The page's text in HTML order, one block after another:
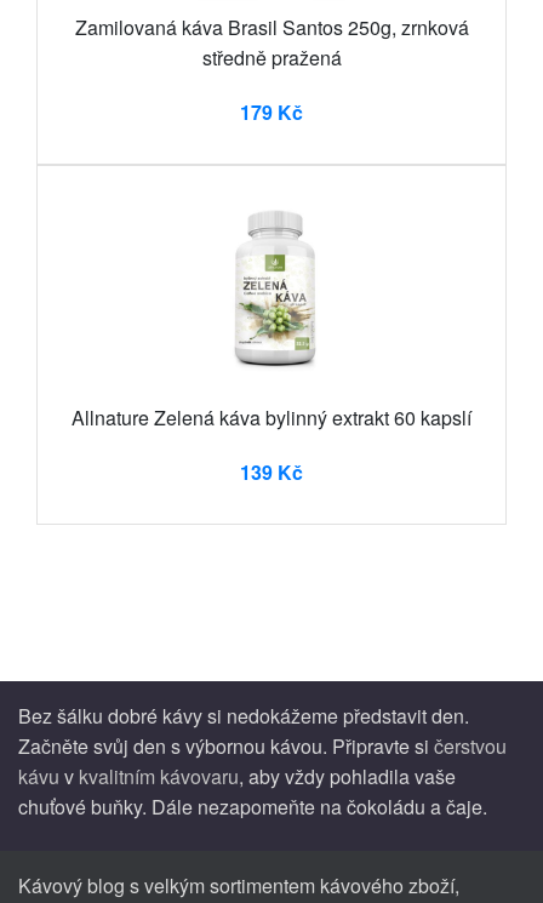
Zamilovaná káva Brasil Santos 250g, zrnková
středně pražená
179 Kč
Allnature Zelená káva bylinný extrakt 60 kapslí
139 Kč
Bez šálku dobré kávy si nedokážeme představit den.
Začněte svůj den s výbornou kávou. Připravte si čerstvou
kávu v kvalitním kávovaru, aby vždy pohladila vaše
chuťové buňky. Dále nezapomeňte na čokoládu a čaje.
Kávový blog s velkým sortimentem kávového zboží,